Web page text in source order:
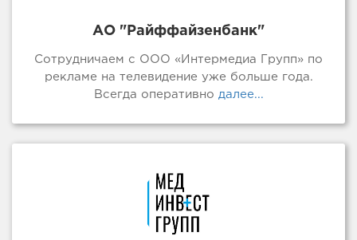
АО "Райффайзенбанк"
Сотрудничаем с ООО «Интермедиа Групп» по
рекламе на телевидение уже больше года.
Всегда оперативно далее...